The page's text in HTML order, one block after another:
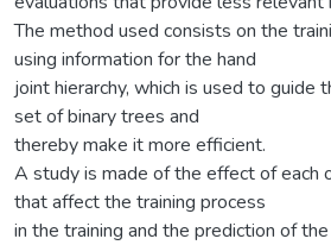
The method used consists on the
using information for the hand
joint hierarchy, which is used to guide
set of binary trees and
thereby make it more efficient.
A study is made of the effect of each
that affect the training process
in the training and the prediction of